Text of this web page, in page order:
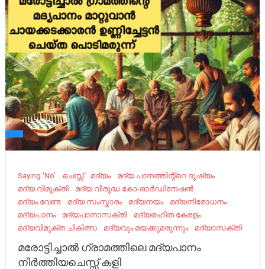
Saying 'No' ചെസ്സ് മദ്യം
മദ്യ പാനത്തിന്റ്റെ ദൂഷ്യം
മദ്യ വിമുക്തി
മദ്യ വിരുദ്ധ കോ-ഓർഡിനേഷൻ
മദ്യം വേണ്ട
മദ്യ സംസ്കാരം മദ്യനയം
മദ്യനിരോധനം
മദ്യപാനം
മദ്യപാനാസക്തി
മദ്യരഹിത കേരളം
മദ്യവിമുക്ത ചികിത്സ
മദ്യവും മയക്കുമരുന്നും മദ്യാസക്തി
മരോട്ടിച്ചാൽ ഗ്രാമത്തിലെ മദ്യപാനം
നിർത്തിയചെസ്സ് കളി